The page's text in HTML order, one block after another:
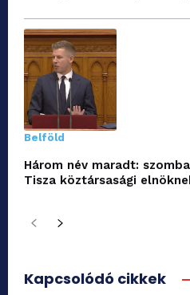
Belföld
Három név maradt:
Tisza köztársasági
Kapcsolódó cikkek